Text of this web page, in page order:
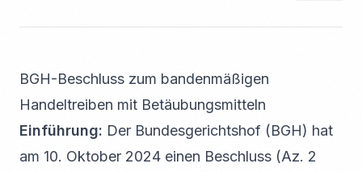
BGH-Beschluss zum bandenmäßigen
Handeltreiben mit Betäubungsmitteln
Einführung: Der Bundesgerichtshof (BGH) hat
am 10. Oktober 2024 einen Beschluss (Az. 2